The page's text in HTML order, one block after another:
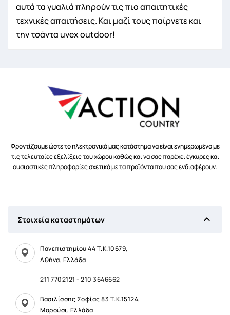
αυτά τα γυαλιά πληρούν τις πιο απαιτητικές
τεχνικές απαιτήσεις. Και μαζί τους παίρνετε και
την τσάντα uvex outdoor!
Φροντίζουμε ώστε το ηλεκτρονικό μας κατάστημα να είναι ενημερωμένο με
τις τελευταίες εξελίξεις του χώρου καθώς και να σας παρέχει έγκυρες και
ουσιαστικές πληροφορίες σχετικά με τα προϊόντα που σας ενδιαφέρουν.
Στοιχεία καταστημάτων 
Πανεπιστημίου 44 Τ.Κ.10679,
Αθήνα, Ελλάδα
211 7702121 -210 3646662
Βασιλίσσης Σοφίας 83 Τ.Κ.15124,
Μαρούσι, Ελλάδα